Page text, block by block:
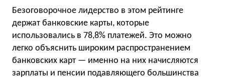
Безоговорочное лидерство в этом рейтинге
держат банковские карты, которые
использовались в 78,8% платежей. Это можно
легко объяснить широким распространением
банковских карт — именно на них начисляются
зарплаты и пенсии подавляющего большинства